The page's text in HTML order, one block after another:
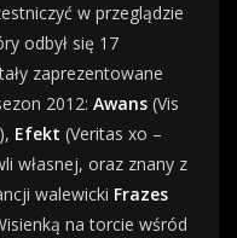
w przeglądzie
odbył się 17
zaprezentowane
2012: Awans (Vis
Efekt (Veritas xo –
własnej, oraz znany z
walewicki Frazes
na torcie wśród